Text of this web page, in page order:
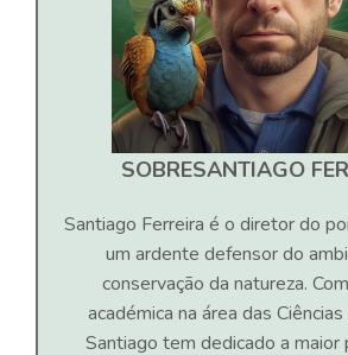
SOBRESANTIAGO
Santiago Ferreira é o diretor do
um ardente defensor do
conservação da natureza.
académica na área das
Santiago tem dedicado a maior